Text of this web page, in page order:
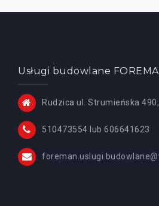
Usługi budowlane
Rudzica ul. Strumieńska
510473554 lub 606641623